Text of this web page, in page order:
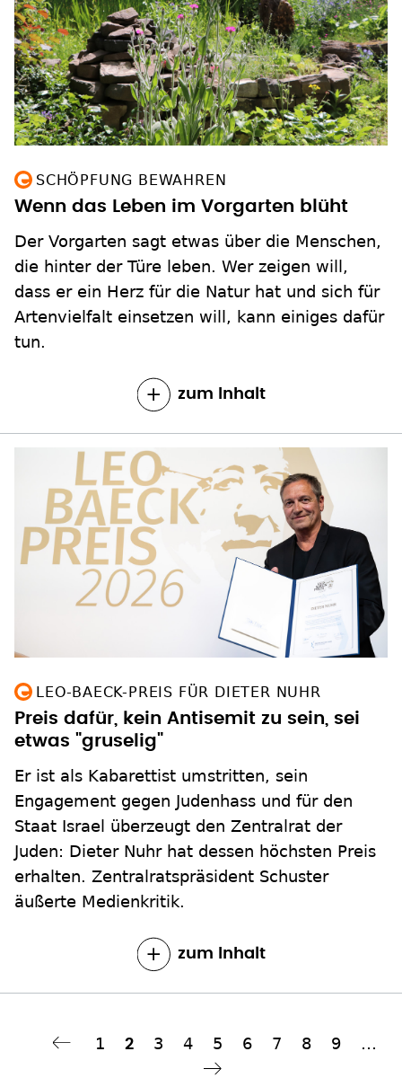
SCHÖPFUNG BEWAHREN
Wenn das Leben im Vorgarten blüht
Der Vorgarten sagt etwas über die Menschen,
die hinter der Türe leben. Wer zeigen will,
dass er ein Herz für die Natur hat und sich für
Artenvielfalt einsetzen will, kann einiges dafür
tun.
zum Inhalt
LEO-BAECK-PREIS FÜR DIETER NUHR
Preis dafür, kein Antisemit zu sein, sei
etwas "gruselig"
Er ist als Kabarettist umstritten, sein
Engagement gegen Judenhass und für den
Staat Israel überzeugt den Zentralrat der
Juden: Dieter Nuhr hat dessen höchsten Preis
erhalten. Zentralratspräsident Schuster
äußerte Medienkritik.
zum Inhalt
Seitennummerierung
Seite
1
Aktuelle
2 Seite
3 Seite
4 Seite
5 Seite
6 Seite
7 Seite
8 Seite
9
…